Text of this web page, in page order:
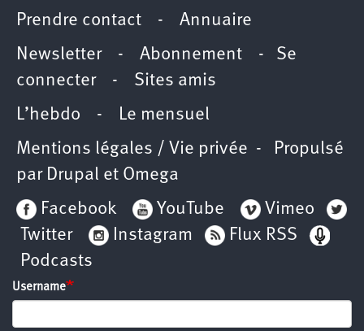
Prendre contact - Annuaire
Newsletter - Abonnement - Se
connecter- Sites amis
L’hebdo - Le mensuel
Mentions légales / Vie privée - Propulsé
par Drupal et Omega
Facebook
YouTube
Vimeo
Twitter
Instagram
Flux RSS
Podcasts
Username